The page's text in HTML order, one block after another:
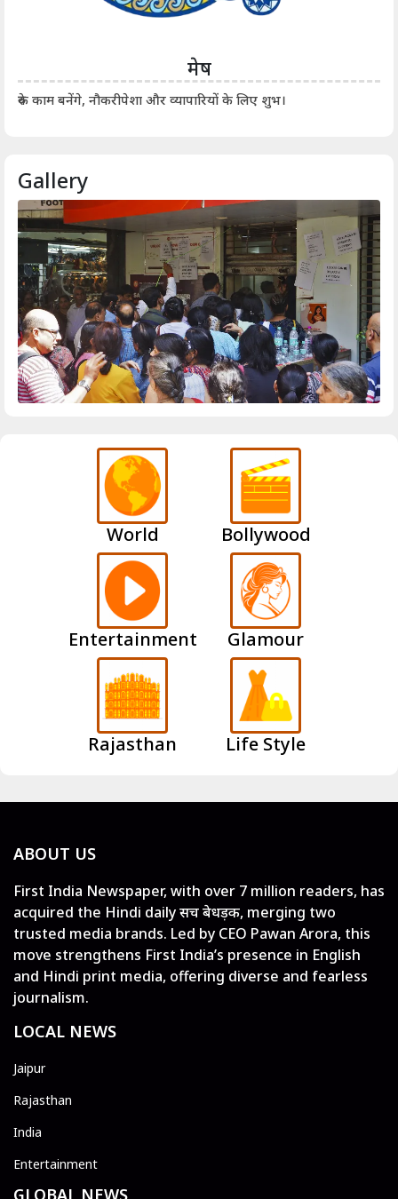
मेष
रुके काम बनेंगे, नौकरीपेशा और व्यापारियों के लिए शुभ।
Gallery
World Bollywood
Entertainment Glamour
Rajasthan Life Style
ABOUT US
First India Newspaper, with over 7 million readers, has
acquired the Hindi daily सच बेधड़क, merging two
trusted media brands. Led by CEO Pawan Arora, this
move strengthens First India’s presence in English
and Hindi print media, offering diverse and fearless
journalism.
LOCAL NEWS
Jaipur
Rajasthan
India
Entertainment
GLOBAL NEWS